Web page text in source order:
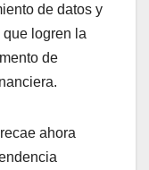
de datos y
logren la
de
ahora